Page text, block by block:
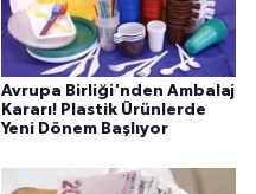
Avrupa Birliği'nden Ambalaj
Kararı! Plastik Ürünlerde
Yeni Dönem Başlıyor